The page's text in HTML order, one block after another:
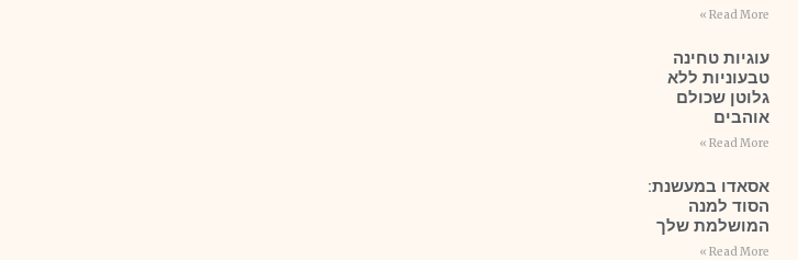
Read More »
עוגיות טחינה
טבעוניות ללא
גלוטן שכולם
אוהבים
Read More »
אסאדו במעשנת:
הסוד למנה
המושלמת שלך
Read More »